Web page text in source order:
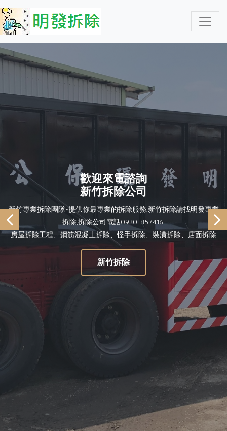
歡迎來電諮詢
新竹拆除公司
新竹專業拆除團隊-提供你最專業的拆除服務,新竹拆除請找明發專業
拆除,拆除公司電話0930-857416.
房屋拆除工程、鋼筋混凝土拆除、怪手拆除、裝潢拆除、店面拆除
新竹拆除
歡迎來電諮詢
新竹拆除公司
新竹專業拆除團隊-提供你最專業的拆除服務,新竹拆除請找明發專業
拆除,拆除公司電話0930-857416.
房屋拆除工程、鋼筋混凝土拆除、怪手拆除、裝潢拆除、店面拆除
新竹拆除